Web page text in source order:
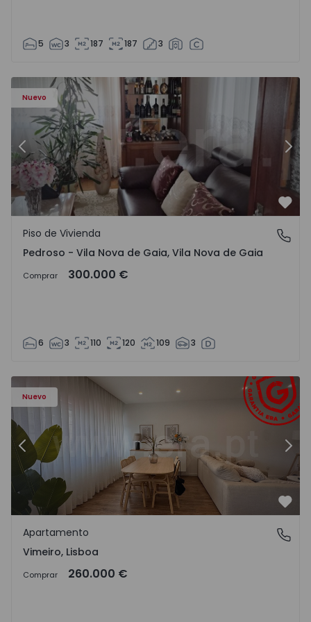
5 3 187 187 3
Nuevo
- 1575635 - 12
Piso de Vivienda T6 Vila Nova de Gaia, Pedroso e
Anterior
Pedroso - Vila Nova de Gaia, Vila Nova de Gaia
Piso de Vivienda
Pedroso - Vila Nova de Gaia, Vila Nova de Gaia
Comprar 300.000 €
6 3 110 120 109 3
Nuevo
Apartamento T1 Lourinhã, Vimeiro - 1575406 - 1
Anterior
Vimeiro, Lisboa
Apartamento
Vimeiro, Lisboa
Comprar 260.000 €